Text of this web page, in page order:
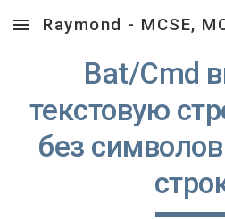
Skip to main content
Bat/Cmd
текстовую
без